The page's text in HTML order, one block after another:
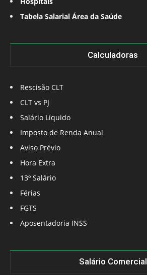
Tabela Salarial Área da Saúde
Calculadoras
Rescisão CLT
CLT vs PJ
Salário Líquido
Imposto de Renda Anual
Aviso Prévio
Hora Extra
13º Salário
Férias
FGTS
Aposentadoria INSS
Salário Comercial